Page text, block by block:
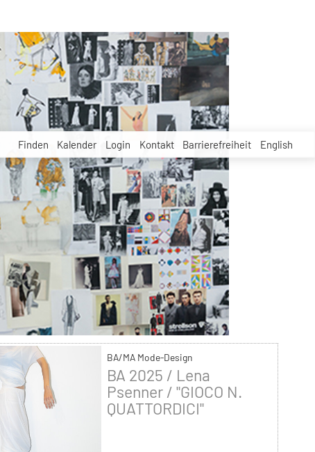
Finden Kalender Login Kontakt Barrierefreiheit English
BA/MA Mode-Design
BA 2025 / Lena
Psenner / "GIOCO N.
QUATTORDICI"